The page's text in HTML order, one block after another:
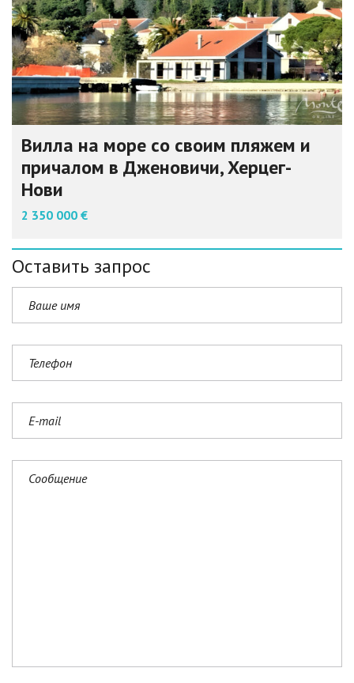
Вилла на море со своим пляжем и
причалом в Дженовичи, Херцег-
Нови
2 350 000 €
Оставить запрос